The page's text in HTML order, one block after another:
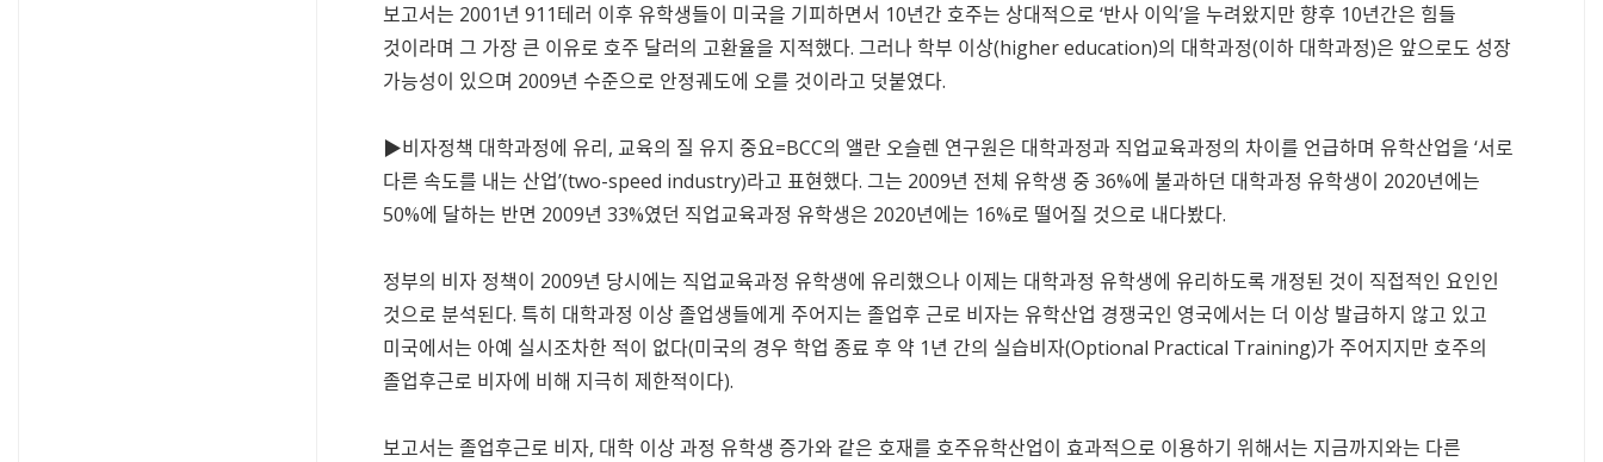
보고서는 2001년 911테러 이후 유학생들이 미국을 기피하면서 10년간 호주는 상대적으로 ‘반사 이익’을 누려왔지만 향후 10년간은 힘들
것이라며 그 가장 큰 이유로 호주 달러의 고환율을 지적했다. 그러나 학부 이상(higher education)의 대학과정(이하 대학과정)은 앞으로도 성장
가능성이 있으며 2009년 수준으로 안정궤도에 오를 것이라고 덧붙였다.
▶비자정책 대학과정에 유리, 교육의 질 유지 중요=BCC의 앨란 오슬렌 연구원은 대학과정과 직업교육과정의 차이를 언급하며 유학산업을 ‘서로
다른 속도를 내는 산업’(two-speed industry)라고 표현했다. 그는 2009년 전체 유학생 중 36%에 불과하던 대학과정 유학생이 2020년에는
50%에 달하는 반면 2009년 33%였던 직업교육과정 유학생은 2020년에는 16%로 떨어질 것으로 내다봤다.
정부의 비자 정책이 2009년 당시에는 직업교육과정 유학생에 유리했으나 이제는 대학과정 유학생에 유리하도록 개정된 것이 직접적인 요인인
것으로 분석된다. 특히 대학과정 이상 졸업생들에게 주어지는 졸업후 근로 비자는 유학산업 경쟁국인 영국에서는 더 이상 발급하지 않고 있고
미국에서는 아예 실시조차한 적이 없다(미국의 경우 학업 종료 후 약 1년 간의 실습비자(Optional Practical Training)가 주어지지만 호주의
졸업후근로 비자에 비해 지극히 제한적이다).
보고서는 졸업후근로 비자, 대학 이상 과정 유학생 증가와 같은 호재를 호주유학산업이 효과적으로 이용하기 위해서는 지금까지와는 다른